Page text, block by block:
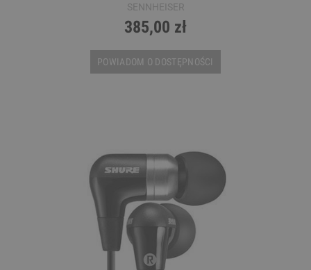
SENNHEISER
385,00 zł
POWIADOM O DOSTĘPNOŚCI